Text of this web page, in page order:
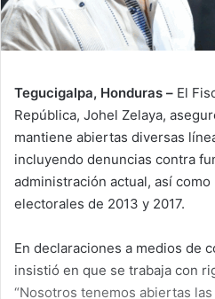
Tegucigalpa, Honduras – El
República, Johel Zelaya,
mantiene abiertas diversas
incluyendo denuncias contra
administración actual, así
electorales de 2013 y 2017.
En declaraciones a medios de
insistió en que se trabaja con
“Nosotros tenemos abiertas